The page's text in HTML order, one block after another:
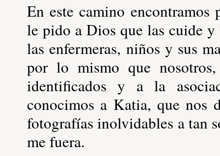
En este camino encontramos
le pido a Dios que las cuide
las enfermeras, niños y sus
por lo mismo que
identificados y a la
conocimos a Katia, que nos
fotografías inolvidables a tan
me fuera.